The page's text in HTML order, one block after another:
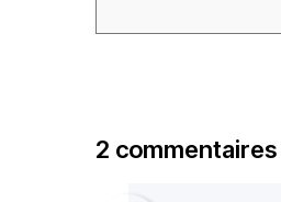
2 commentaires